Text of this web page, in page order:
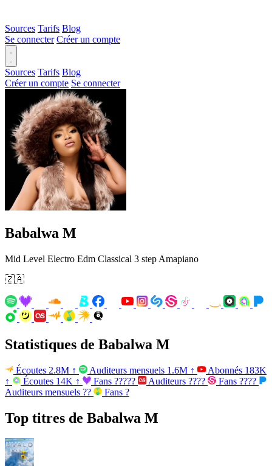
Sources Tarifs Blog
Se connecter Créer un compte
Sources Tarifs Blog
Créer un compte Se connecter
Babalwa M
Mid Level Electro Edm Classical 3 step Amapiano
🇿🇦
Statistiques de Babalwa M
Écoutes 2.8M ↑ Auditeurs mensuels 1.6M ↑ Abonnés 183K
↑
Écoutes 14K ↑ Fans ????? Auditeurs ???? Fans ????
Auditeurs mensuels ?? Fans ?
Top titres de Babalwa M